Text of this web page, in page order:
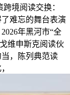
境阅读交换：
难忘的舞台表演
年黑河市“全
维申斯克阅读伙
，陈列典范读